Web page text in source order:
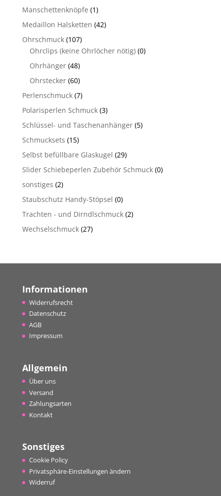
Manschettenknöpfe (1)
Medaillon Halsketten (42)
Ohrschmuck (107)
Ohrclips (keine Ohrlöcher nötig) (0)
Ohrhänger (48)
Ohrstecker (60)
Perlenschmuck (7)
Polarisperlen Schmuck (3)
Schlüssel- und Taschenanhänger (5)
Schmucksets (15)
Selbst befüllbare Glaskugel (29)
Slider Schiebeperlen Zubehör Schmuck (0)
sonstiges (2)
Staubschutz Handy-Stöpsel (0)
Trachten - und Dirndlschmuck (2)
Wechselschmuck (27)
Informationen
Widerrufsrecht
Datenschutz
AGB
Impressum
Allgemein
Über uns
Versand
Zahlungsarten
Kontakt
Sonstiges
Cookie Policy
Privatsphäre-Einstellungen ändern
Widerruf